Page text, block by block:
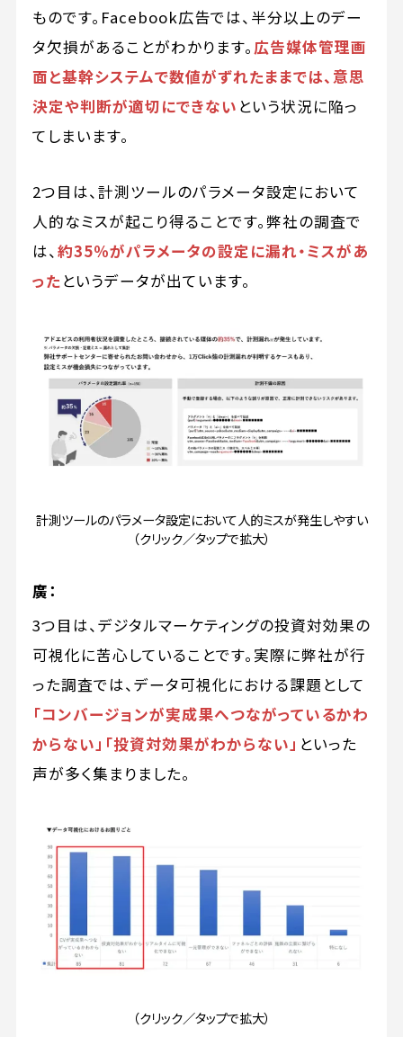
ものです。Facebook広告では、半分以上のデー
タ欠損があることがわかります。 広告媒体管理画
面と基幹システムで数値がずれたままでは、意思
決定や判断が適切にできない という状況に陥っ
てしまいます。
2つ目は、計測ツールのパラメータ設定において
人的なミスが起こり得ることです。弊社の調査で
は、約35％がパラメータの設定に漏れ・ミスがあ
ったというデータが出ています。
計測ツールのパラメータ設定において人的ミスが発生しやすい
（クリック／タップで拡大）
廣：
3つ目は、デジタルマーケティングの投資対効果の
可視化に苦心していることです。実際に弊社が行
った調査では、データ可視化における課題として
「コンバージョンが実成果へつながっているかわ
からない」「投資対効果がわからない」 といった
声が多く集まりました。
（クリック／タップで拡大）